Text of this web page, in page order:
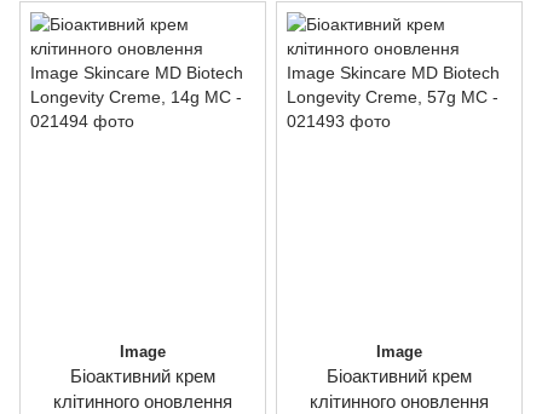
Image
Біоактивний крем
клітинного оновлення
Image
Біоактивний крем
клітинного оновлення